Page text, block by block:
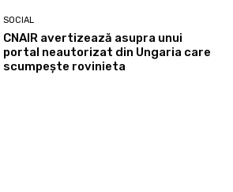
SOCIAL
CNAIR avertizează asupra unui
portal neautorizat din Ungaria care
scumpește rovinieta